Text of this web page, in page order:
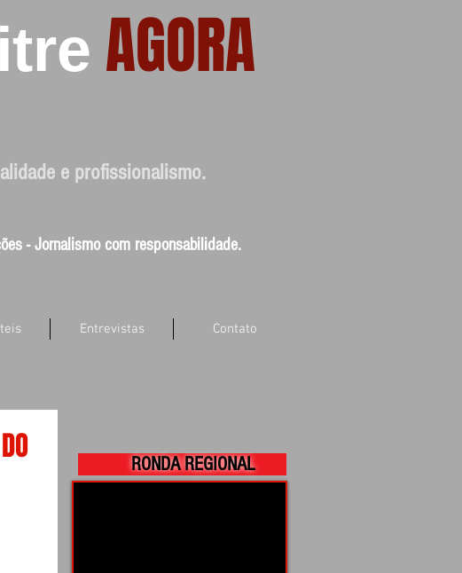
AGORA
e profissionalismo.
- Jornalismo com responsabilidade.
Entrevistas Contato
RONDA REGIONAL